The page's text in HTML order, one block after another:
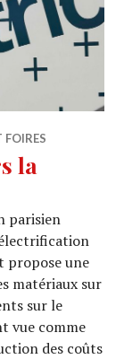
FOIRES
la
parisien
propose une
matériaux sur
sur le
vue comme
des coûts